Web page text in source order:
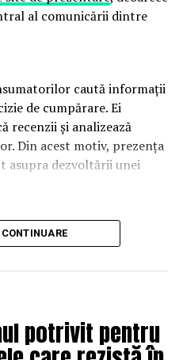
al comunicării dintre
caută informații
de cumpărare. Ei
recenzii și analizează
Din acest motiv, prezența
asupra dezvoltării unei
fie rapid, intuitiv și
Utilizatorii apreciază
la creșterea încrederii și
percepția asupra
potrivit pentru